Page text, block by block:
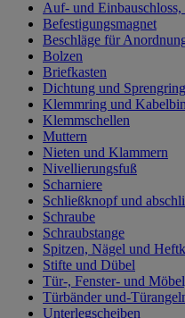
Auf- und Einbauschloss,
Befestigungsmagnet
Beschläge für
Bolzen
Briefkasten
Dichtung und Sprengring
Klemmring und
Klemmschellen
Muttern
Nieten und Klammern
Nivellierungsfuß
Scharniere
Schließknopf und
Schraube
Schraubstange
Spitzen, Nägel und
Stifte und Dübel
Tür-, Fenster- und
Türbänder und-
Unterlegscheiben